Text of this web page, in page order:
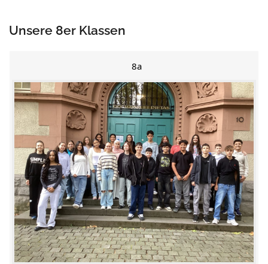
Unsere 8er Klassen
8a